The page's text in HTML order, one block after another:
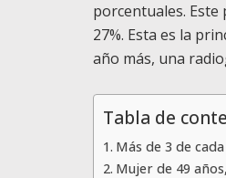
porcentuales. Este
27%. Esta es la
año más, una
Tabla de
Más de 3 de
Mujer de 49